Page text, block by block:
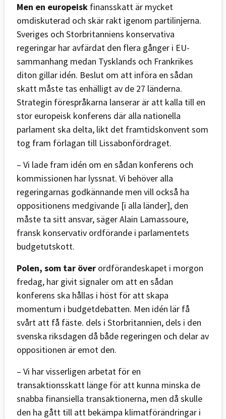
Men en europeisk finansskatt är mycket
omdiskuterad och skär rakt igenom partilinjerna.
Sveriges och Storbritanniens konservativa
regeringar har avfärdat den flera gånger i EU-
sammanhang medan Tysklands och Frankrikes
diton gillar idén. Beslut om att införa en sådan
skatt måste tas enhälligt av de 27 länderna.
Strategin förespråkarna lanserar är att kalla till en
stor europeisk konferens där alla nationella
parlament ska delta, likt det framtidskonvent som
tog fram förlagan till Lissabonfördraget.
– Vi lade fram idén om en sådan konferens och
kommissionen har lyssnat. Vi behöver alla
regeringarnas godkännande men vill också ha
oppositionens medgivande [i alla länder], den
måste ta sitt ansvar, säger Alain Lamassoure,
fransk konservativ ordförande i parlamentets
budgetutskott.
Polen, som tar över ordförandeskapet i morgon
fredag, har givit signaler om att en sådan
konferens ska hållas i höst för att skapa
momentum i budgetdebatten. Men idén lär få
svårt att få fäste. dels i Storbritannien, dels i den
svenska riksdagen då både regeringen och delar av
oppositionen är emot den.
– Vi har visserligen arbetat för en
transaktionsskatt länge för att kunna minska de
snabba finansiella transaktionerna, men då skulle
den ha gått till att bekämpa klimatförändringar i